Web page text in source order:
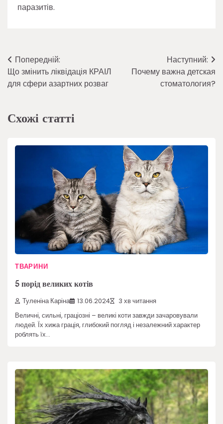
паразитів.
Навігація
записів
Попередній:
Що змінить ліквідація КРАІЛ
для сфери азартних розваг
Наступний:
Почему важна детская
стоматология?
Схожі статті
ТВАРИНИ
5 порід великих котів
Туленіна Каріна 13.06.2024 3 хв читання
Величні, сильні, граціозні – великі коти завжди зачаровували
людей. Їх хижа грація, глибокий погляд і незалежний характер
роблять їх…